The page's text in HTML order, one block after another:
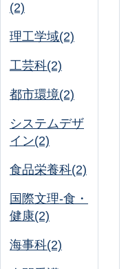
(2)
理工学域(2)
工芸科(2)
都市環境(2)
システムデザ
イン(2)
食品栄養科(2)
国際文理-食・
健康(2)
海事科(2)